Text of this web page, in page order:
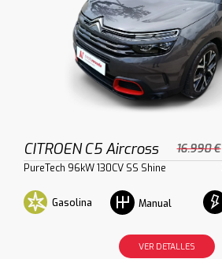
CITROEN C5 Aircross 16.990 €
PureTech 96kW 130CV SS Shine
Gasolina Manual
VER DETALLES